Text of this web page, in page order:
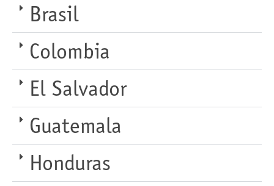
Brasil
Colombia
El Salvador
Guatemala
Honduras